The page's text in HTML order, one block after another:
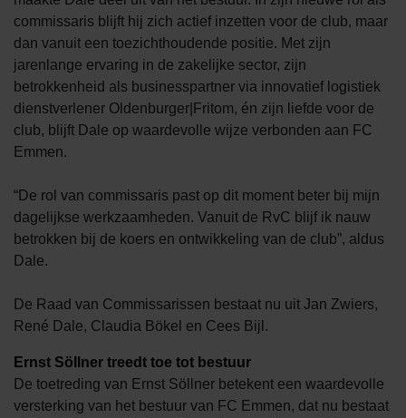
commissaris blijft hij zich actief inzetten voor de club, maar
dan vanuit een toezichthoudende positie. Met zijn
jarenlange ervaring in de zakelijke sector, zijn
betrokkenheid als businesspartner via innovatief logistiek
dienstverlener Oldenburger|Fritom, én zijn liefde voor de
club, blijft Dale op waardevolle wijze verbonden aan FC
Emmen.
“De rol van commissaris past op dit moment beter bij mijn
dagelijkse werkzaamheden. Vanuit de RvC blijf ik nauw
betrokken bij de koers en ontwikkeling van de club”, aldus
Dale.
De Raad van Commissarissen bestaat nu uit Jan Zwiers,
René Dale, Claudia Bökel en Cees Bijl.
Ernst Söllner treedt toe tot bestuur
De toetreding van Ernst Söllner betekent een waardevolle
versterking van het bestuur van FC Emmen, dat nu bestaat